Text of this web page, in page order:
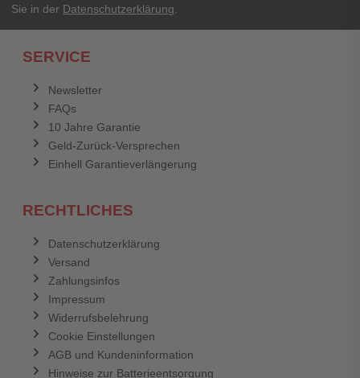
Sie in der Datenschutzerklärung
SERVICE
Newsletter
FAQs
10 Jahre Garantie
Geld-Zurück-Versprechen
Einhell Garantieverlängerung
RECHTLICHES
Datenschutzerklärung
Versand
Zahlungsinfos
Impressum
Widerrufsbelehrung
Cookie Einstellungen
AGB und Kundeninformation
Hinweise zur Batterieentsorgung